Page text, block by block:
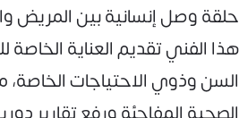
حلقة وصل إنسانية بين المريض
هذا الفني تقديم العناية الخاصة
السن وذوي الاحتياجات الخاصة،